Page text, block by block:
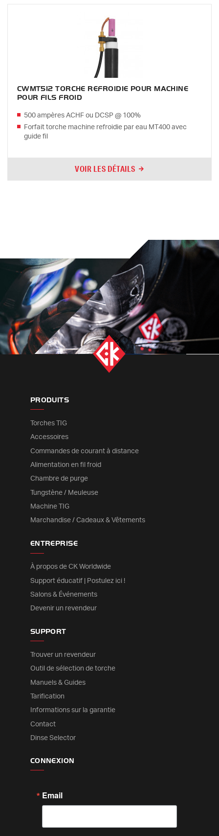
CWMT512 TORCHE REFROIDIE POUR MACHINE
POUR FILS FROID
500 ampères ACHF ou DCSP @ 100%
Forfait torche machine refroidie par eau MT400 avec
guide fil
VOIR LES DÉTAILS
PRODUITS
Torches TIG
Accessoires
Commandes de courant à distance
Alimentation en fil froid
Chambre de purge
Tungstène / Meuleuse
Machine TIG
Marchandise / Cadeaux & Vêtements
ENTREPRISE
À propos de CK Worldwide
Support éducatif | Postulez ici !
Salons & Événements
Devenir un revendeur
SUPPORT
Trouver un revendeur
Outil de sélection de torche
Manuels & Guides
Tarification
Informations sur la garantie
Contact
Dinse Selector
CONNEXION
Email